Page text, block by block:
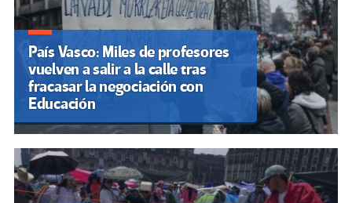
País Vasco: Miles de profesores
vuelven a salir a la calle tras
fracasar la negociación con
Educación